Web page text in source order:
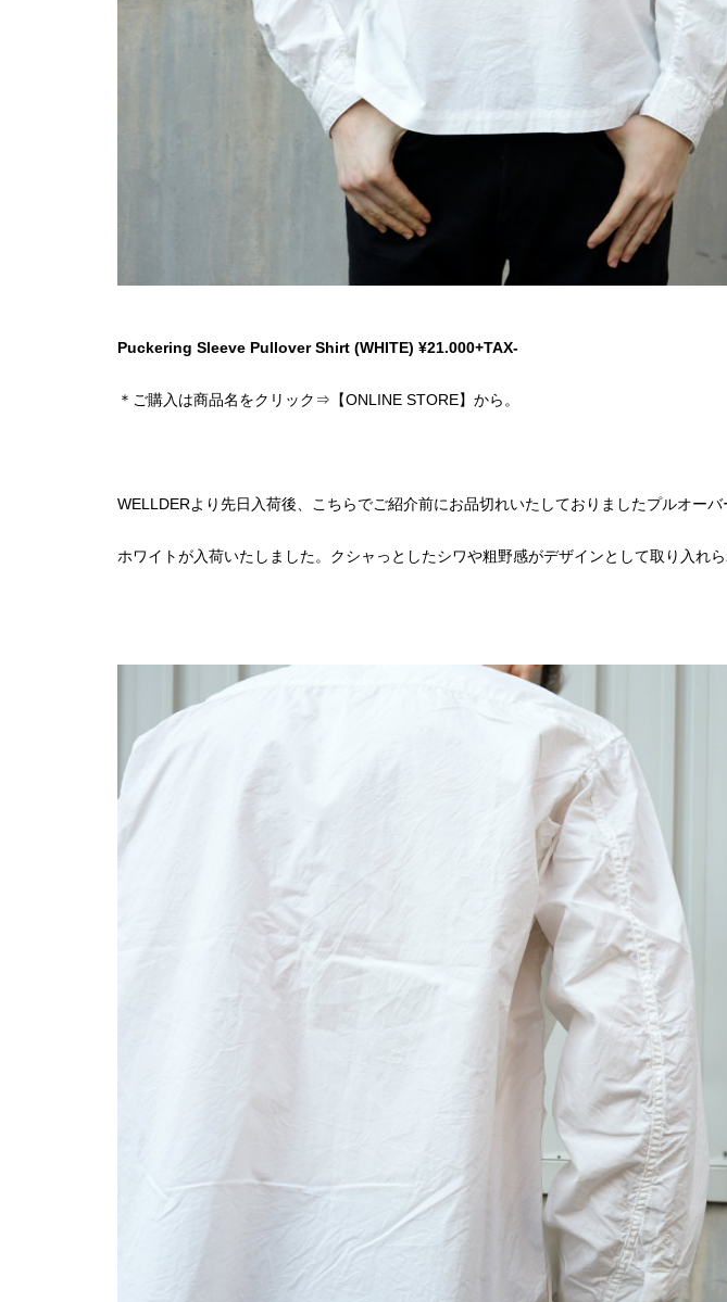
Puckering Sleeve Pullover Shirt (WHITE) ¥21.000+TAX-
＊ご購入は商品名をクリック⇒【ONLINE STORE】から。
WELLDERより先日入荷後、こちらでご紹介前にお品切れいたしておりましたプルオー
ホワイトが入荷いたしました。クシャっとしたシワや粗野感がデザインとして取り入れら